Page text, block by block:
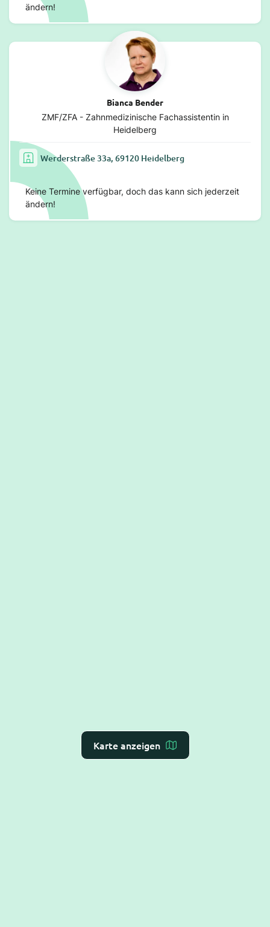
ändern!
Bianca Bender
ZMF/ZFA - Zahnmedizinische Fachassistentin in
Heidelberg
Werderstraße 33a, 69120 Heidelberg
Keine Termine verfügbar, doch das kann sich jederzeit
ändern!
Karte anzeigen